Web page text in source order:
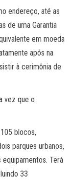
endereço, até as
de uma Garantia
em moeda
após na
à cerimônia de
vez que o
blocos,
parques urbanos,
Terá
33